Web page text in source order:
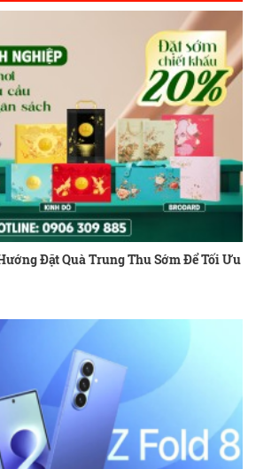
Đặt Quà Trung Thu Sớm Để Tối Ưu